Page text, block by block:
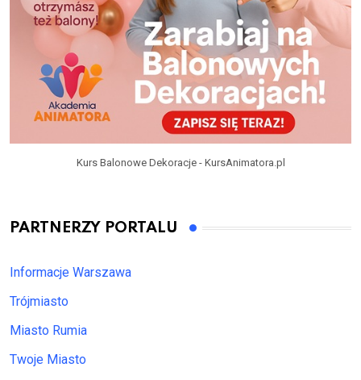
Kurs Balonowe Dekoracje - KursAnimatora.pl
PARTNERZY PORTALU
Informacje Warszawa
Trójmiasto
Miasto Rumia
Twoje Miasto